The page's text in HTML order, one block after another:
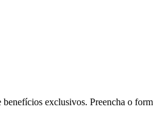
exclusivos. Preencha o